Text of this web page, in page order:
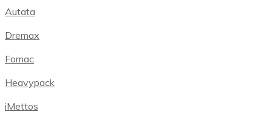
Autata
Dremax
Fomac
Heavypack
iMettos